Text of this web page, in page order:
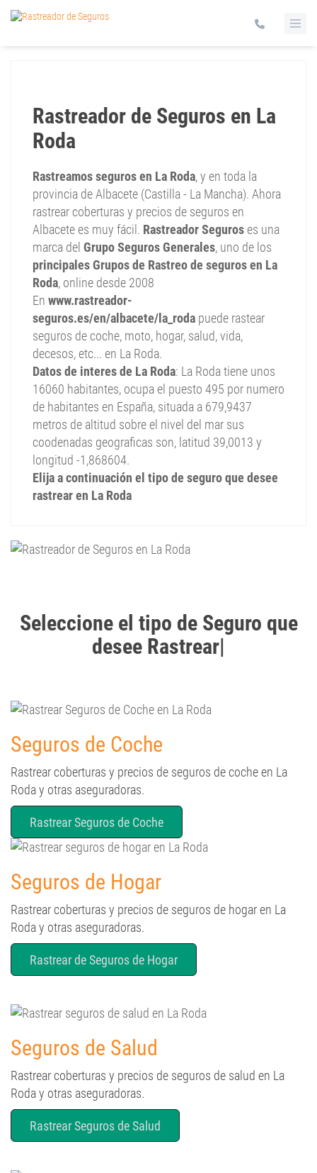
Rastreador de Seguros en La
Roda
Rastreamos seguros en La Roda, y en toda la
provincia de Albacete (Castilla - La Mancha). Ahora
rastrear coberturas y precios de seguros en
Albacete es muy fácil. Rastreador Seguros es una
marca del Grupo Seguros Generales, uno de los
principales Grupos de Rastreo de seguros en La
Roda, online desde 2008
En www.rastreador-
seguros.es/en/albacete/la_roda puede rastear
seguros de coche, moto, hogar, salud, vida,
decesos, etc... en La Roda.
Datos de interes de La Roda: La Roda tiene unos
16060 habitantes, ocupa el puesto 495 por numero
de habitantes en España, situada a 679,9437
metros de altitud sobre el nivel del mar sus
coodenadas geograficas son, latitud 39,0013 y
longitud -1,868604.
Elija a continuación el tipo de seguro que desee
rastrear en La Roda
Seleccione el tipo de Seguro que
desee Rastrear
Seguros de Coche
Rastrear coberturas y precios de seguros de coche en La
Roda y otras aseguradoras.
Rastrear Seguros de Coche
Seguros de Hogar
Rastrear coberturas y precios de seguros de hogar en La
Roda y otras aseguradoras.
Rastrear de Seguros de Hogar
Seguros de Salud
Rastrear coberturas y precios de seguros de salud en La
Roda y otras aseguradoras.
Rastrear Seguros de Salud